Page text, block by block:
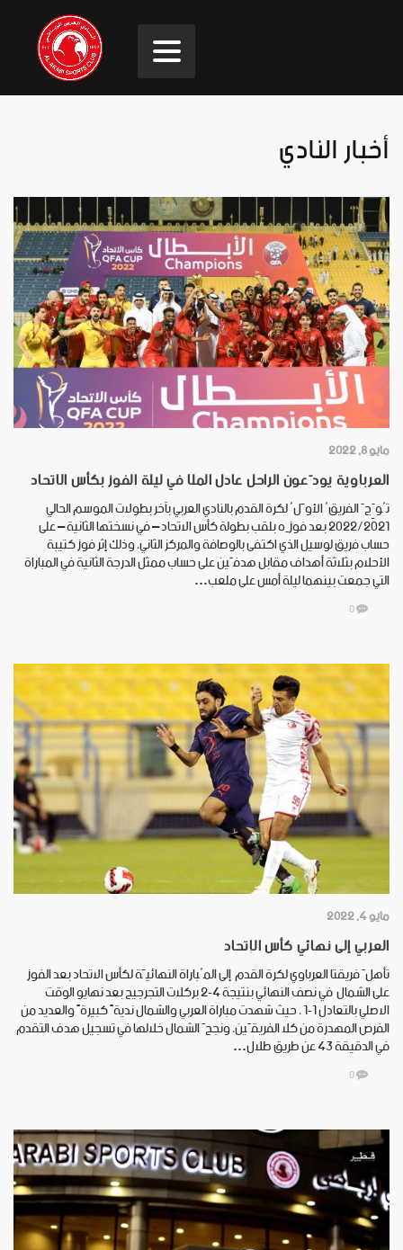
أخبار النادي
مايو 8, 2022
العرباوية يودّعون الراحل عادل الملا في ليلة الفوز بكأس الاتحاد
تُوِّجَ الفريقُ الأوَّلُ لكرة القدم بالنادي العربي بآخر بطولات الموسم الحالي
2021/‏‏2022 بعد فوزِه بلقب بطولة كأس الاتحاد – في نسختها الثانية – على
حساب فريق لوسيل الذي اكتفى بالوصافة والمركز الثاني، وذلك إثر فوز كتيبة
الأحلام بثلاثة أهداف مقابل هدفَين على حساب ممثل الدرجة الثانية في المباراة
التي جمعت بينهما ليلة أمس على ملعب…
0
مايو 4, 2022
العربي إلى نهائي كأس الإتحاد
تأهلَ فريقتا العرباوي لكرة القدم إلى المُباراة النهائيَّة لكأس الاتحاد بعد الفوز
على الشمال في نصف النهائي بنتيجة 4-2 بركلات التجرجيح بعد نهايو الوقت
الاصلي بالتعادل 1-1 ، حيث شهدت مباراة العربي والشمال نديةً كبيرةً والعديد من
الفرص المهدرة من كلا الفريقَين، ونجحَ الشمال خلالها في تسجيل هدف التقدم
في الدقيقة 43 عن طريق طلال…
0